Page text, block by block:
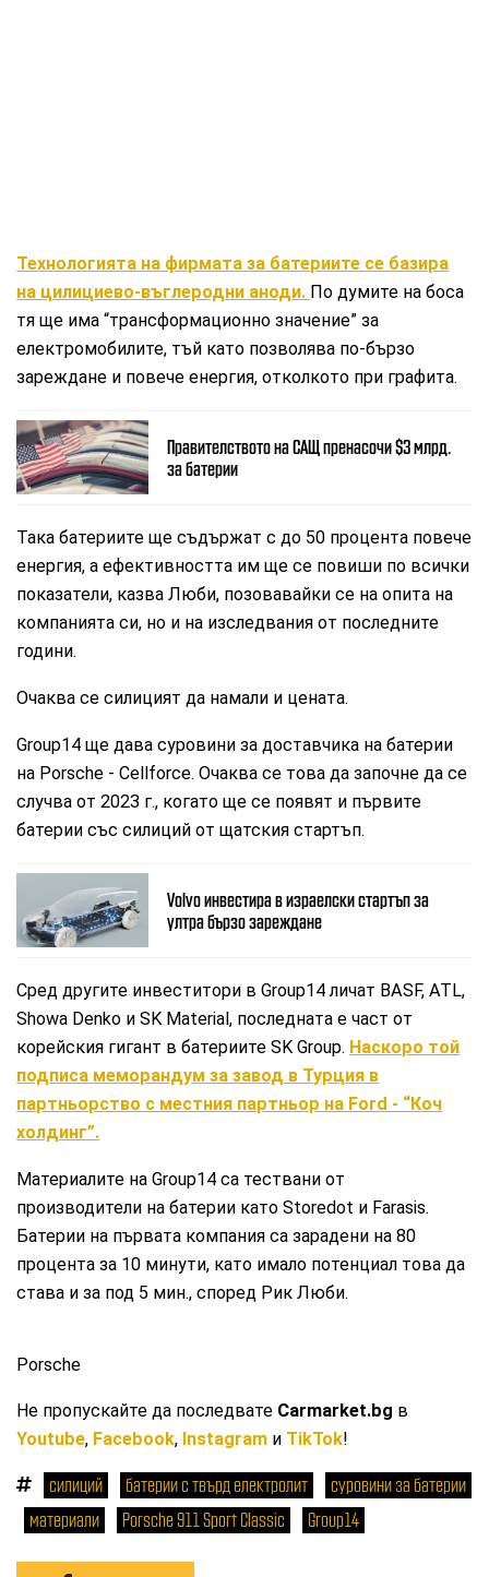
Технологията на фирмата за батериите се базира
на цилициево-въглеродни аноди. По думите на боса
тя ще има “трансформационно значение” за
електромобилите, тъй като позволява по-бързо
зареждане и повече енергия, отколкото при графита.
Правителството на САЩ пренасочи $3 млрд.
за батерии
Така батериите ще съдържат с до 50 процента повече
енергия, а ефективността им ще се повиши по всички
показатели, казва Люби, позовавайки се на опита на
компанията си, но и на изследвания от последните
години.
Очаква се силицият да намали и цената.
Group14 ще дава суровини за доставчика на батерии
на Porsche - Cellforce. Очаква се това да започне да се
случва от 2023 г., когато ще се появят и първите
батерии със силиций от щатския стартъп.
Volvo инвестира в израелски стартъп за
ултра бързо зареждане
Сред другите инвеститори в Group14 личат BASF, ATL,
Showa Denko и SK Material, последната е част от
корейския гигант в батериите SK Group. Наскоро той
подписа меморандум за завод в Турция в
партньорство с местния партньор на Ford - “Коч
холдинг”.
Материалите на Group14 са тествани от
производители на батерии като Storedot и Farasis.
Батерии на първата компания са зарадени на 80
процента за 10 минути, като имало потенциал това да
става и за под 5 мин., според Рик Люби.
Porsche
Не пропускайте да последвате Carmarket.bg в
Youtube, Facebook, Instagram и TikTok!
силиций батерии с твърд електролит
суровини за батерии
материали
Porsche 911 Sport Classic Group14